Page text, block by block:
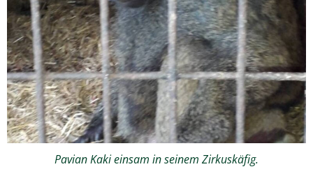
Pavian Kaki einsam in seinem Zirkuskäfig.